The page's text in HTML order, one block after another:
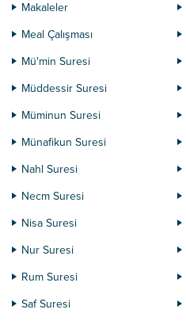
Makaleler
Meal Çalışması
Mü'min Suresi
Müddessir Suresi
Müminun Suresi
Münafikun Suresi
Nahl Suresi
Necm Suresi
Nisa Suresi
Nur Suresi
Rum Suresi
Saf Suresi